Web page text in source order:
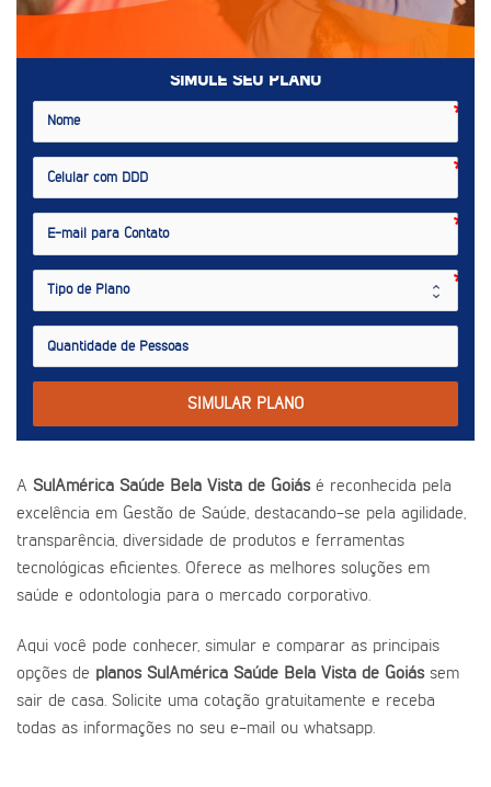
SIMULE SEU PLANO
SIMULAR PLANO
A SulAmérica Saúde Bela Vista de Goiásé reconhecida pela
excelência em Gestão de Saúde, destacando-se pela agilidade,
transparência, diversidade de produtos e ferramentas
tecnológicas eficientes. Oferece as melhores soluções em
saúde e odontologia para o mercado corporativo.
Aqui você pode conhecer, simular e comparar as principais
opções de planos SulAmérica Saúde Bela Vista de Goiás sem
sair de casa. Solicite uma cotação gratuitamente e receba
todas as informações no seu e-mail ou whatsapp.